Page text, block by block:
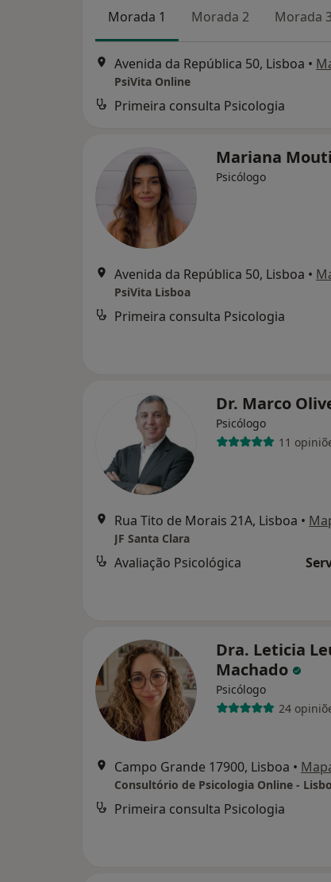
Morada 1 Morada 2 Morada 3
Avenida da República 50, Lisboa •
PsiVita Online
Primeira consulta Psicologia
Mariana
Psicólogo
Avenida da República 50, Lisboa •
PsiVita Lisboa
Primeira consulta Psicologia
Dr. Marco
Psicólogo
11
Rua Tito de Morais 21A, Lisboa •
JF Santa Clara
Avaliação Psicológica
Dra. Leticia
Machado
Psicólogo
24
Campo Grande 17900, Lisboa •
Consultório de Psicologia Online -
Primeira consulta Psicologia